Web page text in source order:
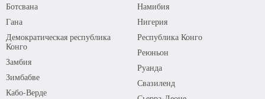
Ботсвана
Гана
Демократическая республика
Конго
Замбия
Зимбабве
Кабо-Верде
Намибия
Нигерия
Республика Конго
Реюньон
Руанда
Свазиленд